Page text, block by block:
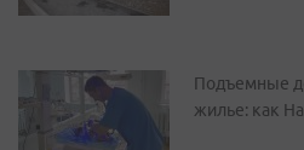
Подъемные
жилье: как